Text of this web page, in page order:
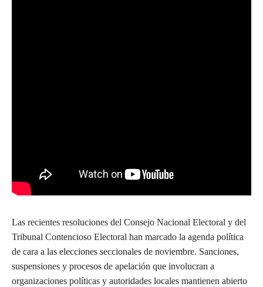
Las recientes resoluciones del Consejo Nacional Electoral y del
Tribunal Contencioso Electoral han marcado la agenda política
de cara a las elecciones seccionales de noviembre. Sanciones,
suspensiones y procesos de apelación que involucran a
organizaciones políticas y autoridades locales mantienen abierto